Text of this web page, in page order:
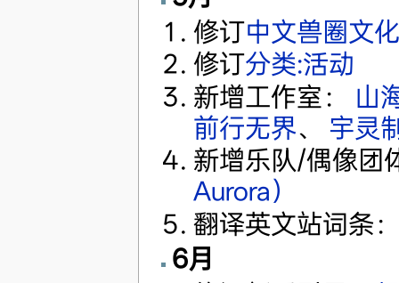
修订中文兽圈文
修订分类:活动
新增工作室： 山
前行无界、 宇灵
新增乐队/偶像团
Aurora）
翻译英文站词条：
6月